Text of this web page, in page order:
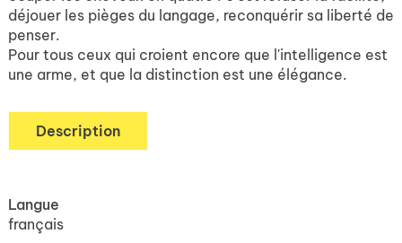
déjouer les pièges du langage, reconquérir sa liberté de
penser.
Pour tous ceux qui croient encore que l'intelligence est
une arme, et que la distinction est une élégance.
Description
Langue
français